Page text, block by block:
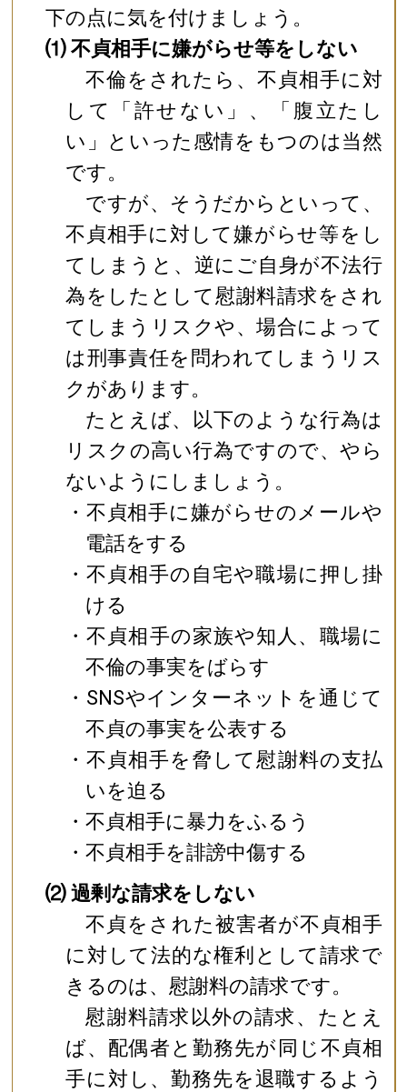
下の点に気を付けましょう。
⑴ 不貞相手に嫌がらせ等をしない
不倫をされたら、不貞相手に対
して「許せない」、「腹立たし
い」といった感情をもつのは当然
です。
ですが、そうだからといって、
不貞相手に対して嫌がらせ等をし
てしまうと、逆にご自身が不法行
為をしたとして慰謝料請求をされ
てしまうリスクや、場合によって
は刑事責任を問われてしまうリス
クがあります。
たとえば、以下のような行為は
リスクの高い行為ですので、やら
ないようにしましょう。
・不貞相手に嫌がらせのメールや
電話をする
・不貞相手の自宅や職場に押し掛
ける
・不貞相手の家族や知人、職場に
不倫の事実をばらす
・SNSやインターネットを通じて
不貞の事実を公表する
・不貞相手を脅して慰謝料の支払
いを迫る
・不貞相手に暴力をふるう
・不貞相手を誹謗中傷する
⑵ 過剰な請求をしない
不貞をされた被害者が不貞相手
に対して法的な権利として請求で
きるのは、慰謝料の請求です。
慰謝料請求以外の請求、たとえ
ば、配偶者と勤務先が同じ不貞相
手に対し、勤務先を退職するよう